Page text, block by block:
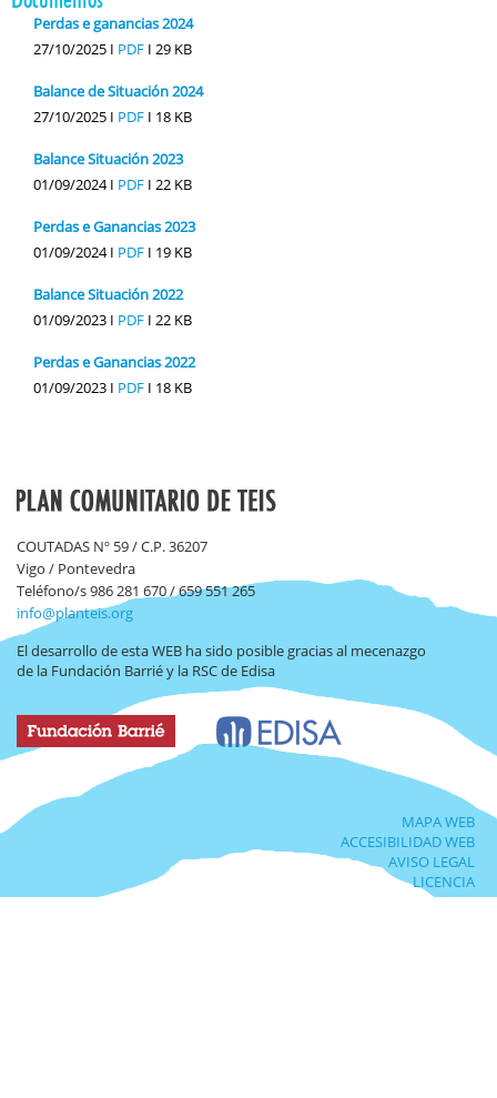
Perdas e ganancias 2024
27/10/2025 I PDF I 29 KB
Balance de Situación 2024
27/10/2025 I PDF I 18 KB
Balance Situación 2023
01/09/2024 I PDF I 22 KB
Perdas e Ganancias 2023
01/09/2024 I PDF I 19 KB
Balance Situación 2022
01/09/2023 I PDF I 22 KB
Perdas e Ganancias 2022
01/09/2023 I PDF I 18 KB
COUTADAS Nº 59 / C.P. 36207
Vigo / Pontevedra
Teléfono/s 986 281 670 / 659 551 265
info@planteis.org
El desarrollo de esta WEB ha sido posible gracias al mecenazgo
de la Fundación Barrié y la RSC de Edisa
MAPA WEB
ACCESIBILIDAD WEB
AVISO LEGAL
LICENCIA